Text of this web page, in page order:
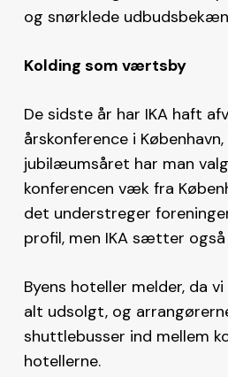
og snørklede
Kolding som værtsby
De sidste år har IKA haft
årskonference i København,
jubilæumsåret har man
konferencen væk fra
det understreger
profil, men IKA sætter
Byens hoteller melder, da
alt udsolgt, og
shuttlebusser ind mellem
hotellerne.